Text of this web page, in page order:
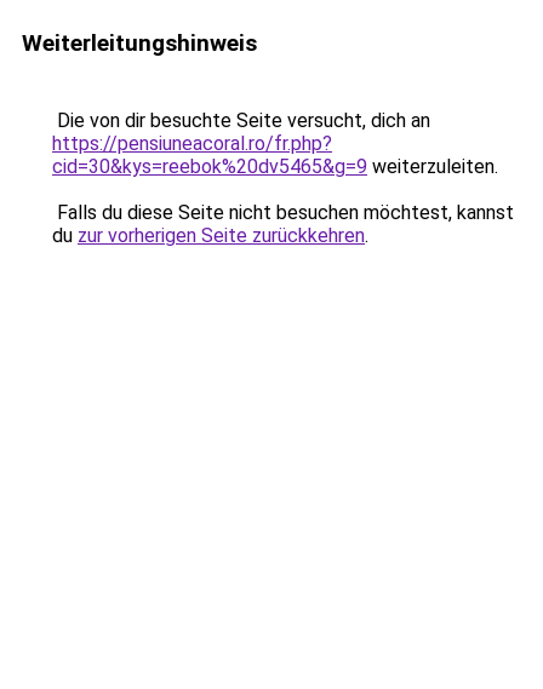
Weiterleitungshinweis
Die von dir besuchte Seite versucht, dich an
https://pensiuneacoral.ro/fr.php?
cid=30&kys=reebok%20dv5465&g=9 weiterzuleiten.
Falls du diese Seite nicht besuchen möchtest, kannst
du zur vorherigen Seite zurückkehren.